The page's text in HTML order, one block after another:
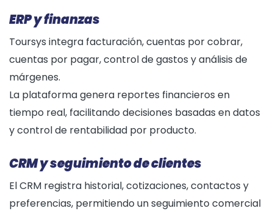
ERP y finanzas
Toursys integra facturación, cuentas por cobrar,
cuentas por pagar, control de gastos y análisis de
márgenes.
La plataforma genera reportes financieros en
tiempo real, facilitando decisiones basadas en datos
y control de rentabilidad por producto.
CRM y seguimiento de clientes
El CRM registra historial, cotizaciones, contactos y
preferencias, permitiendo un seguimiento comercial